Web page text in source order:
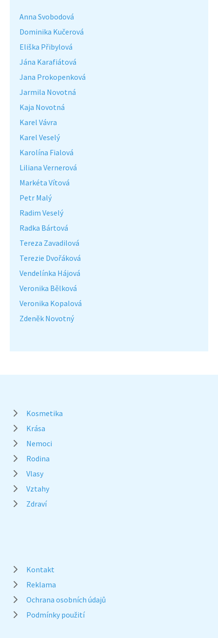
Anna Svobodová
Dominika Kučerová
Eliška Přibylová
Jána Karafiátová
Jana Prokopenková
Jarmila Novotná
Kaja Novotná
Karel Vávra
Karel Veselý
Karolína Fialová
Liliana Vernerová
Markéta Vítová
Petr Malý
Radim Veselý
Radka Bártová
Tereza Zavadilová
Terezie Dvořáková
Vendelínka Hájová
Veronika Bělková
Veronika Kopalová
Zdeněk Novotný
Kosmetika
Krása
Nemoci
Rodina
Vlasy
Vztahy
Zdraví
Kontakt
Reklama
Ochrana osobních údajů
Podmínky použití